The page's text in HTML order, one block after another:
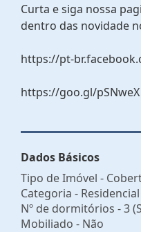
Curta e siga nossa
dentro das novidade
https://pt-
https://goo.gl/pSNweX
Dados Básicos
Tipo de Imóvel -
Categoria - Residencial
Nº de dormitórios - 3
Mobiliado - Não